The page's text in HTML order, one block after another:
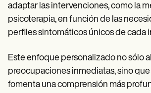
adaptar las intervenciones, como la
psicoterapia, en función de las
perfiles sintomáticos únicos de cada
Este enfoque personalizado no sólo
preocupaciones inmediatas, sino
fomenta una comprensión más